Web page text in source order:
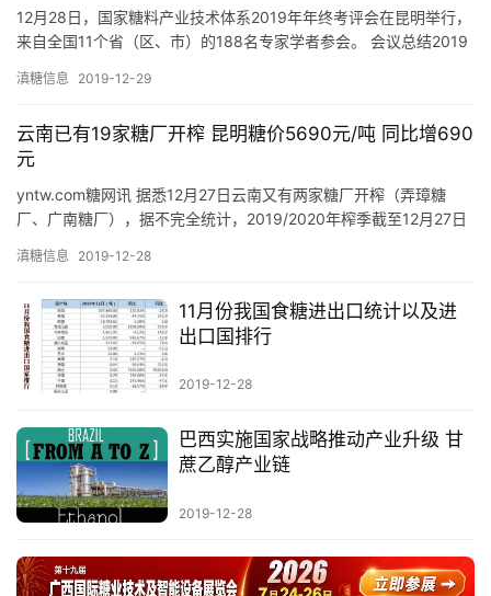
现
报
专
题
地
区
频
道
产
业
12月28日，国家糖料产业技术体系2019年年终考评会在昆明举行，
来自全国11个省（区、市）的188名专家学者参会。 会议总结2019
滇糖信息 2019-12-29
云南已有19家糖厂开榨 昆明糖价5690元/吨 同比增690
元
yntw.com糖网讯 据悉12月27日云南又有两家糖厂开榨（弄璋糖
厂、广南糖厂），据不完全统计，2019/2020年榨季截至12月27日
滇糖信息 2019-12-28
11月份我国食糖进出口统计以及进
出口国排行
2019-12-28
巴西实施国家战略推动产业升级 甘
蔗乙醇产业链
2019-12-28